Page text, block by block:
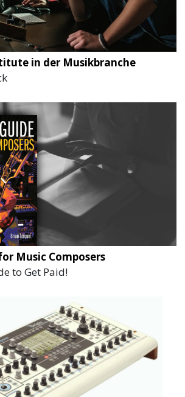
in der Musikbranche
Music Composers
to Get Paid!